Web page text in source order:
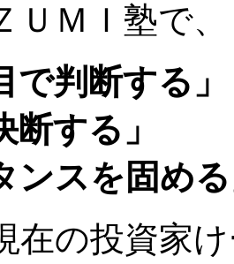
ＵＭＩ塾で、
で判断する」
断する」
ンスを固め
在の投資家